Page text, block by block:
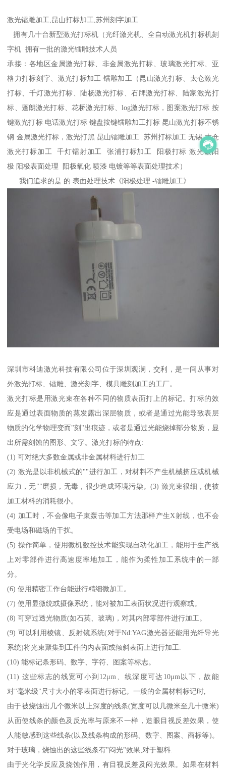
激光镭雕加工,昆山打标加工,苏州刻字加工
拥有几十台新型激光打标机（光纤激光机、全自动激光机打标机刻
字机 拥有一批的激光镭雕技术人员
承接：各地区金属激光打标、非金属激光打标、玻璃激光打标、亚
格力打标刻字、激光打标加工 镭雕加工（昆山激光打标、太仓激光
打标、千灯激光打标、陆杨激光打标、石牌激光打标、陆家激光打
标、蓬朗激光打标、花桥激光打标、log激光打标，图案激光打标 按
键激光打标 电话激光打标 键盘按键镭雕加工打标 昆山激光打标不锈
钢 金属激光打标，激光打黑 昆山镭雕加工 苏州打标加工 无锡 太仓
激光打标加工 千灯镭射加工 张浦打标加工 阳极打标 激光破阳
极 阳极表面处理 阳极氧化 喷漆 电镀等等表面处理技术）
我们追求的是 的 表面处理技术《阳极处理 -镭雕加工》
深圳市科迪激光科技有限公司位于深圳观澜，交利，是一间从事对
外激光打标、镭雕、激光刻字、模具雕刻加工的工厂。
激光打标是用激光束在各种不同的物质表面打上的标记。打标的效
应是通过表面物质的蒸发露出深层物质，或者是通过光能导致表层
物质的化学物理变而"刻"出痕迹，或者是通过光能烧掉部分物质，显
出所需刻蚀的图形、文字。激光打标的特点:
(1) 可对绝大多数金属或非金属材料进行加工
(2) 激光是以非机械式的""进行加工，对材料不产生机械挤压或机械
应力，无""磨损，无毒，很少造成环境污染。(3) 激光束很细，使被
加工材料的消耗很小。
(4) 加工时，不会像电子束轰击等加工方法那样产生X射线，也不会
受电场和磁场的干扰。
(5) 操作简单，使用微机数控技术能实现自动化加工，能用于生产线
上对零部件进行高速度率地加工，能作为柔性加工系统中的一部
分。
(6) 使用精密工作台能进行精细微加工。
(7) 使用显微统或摄像系统，能对被加工表面状况进行观察或。
(8) 可穿过透光物质(如石英、玻璃)，对其内部零部件进行加工。
(9) 可以利用棱镜、反射镜系统(对于Nd:YAG激光器还能用光纤导光
系统)将光束聚集到工件的内表面或倾斜表面上进行加工.
(10) 能标记条形码、数字、字符、图案等标志。
(11) 这些标志的线宽可小到12μm、线深度可达10μm以下，故能
对"毫米级"尺寸大小的零表面进行标记。一般的金属材料标记时,
由于被烧蚀出几个微米以上深度的线条(宽度可以几微米至几十微米)
从面使线条的颜色及反光率与原来不一样，造眼目视反差效果，使
人能敏感到这些线条(以及线条构成的形码、数字、图案、商标等)。
对于玻璃，烧蚀出的这些线条有"闷光"效果;对于塑料.
由于光化学反应及烧蚀作用，有目视反差及闷光效果。如果在材料